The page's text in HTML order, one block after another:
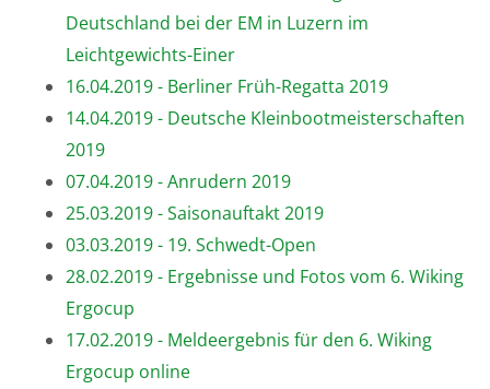
Deutschland bei der EM in Luzern im
Leichtgewichts-Einer
16.04.2019 - Berliner Früh-Regatta 2019
14.04.2019 - Deutsche Kleinbootmeisterschaften
2019
07.04.2019 - Anrudern 2019
25.03.2019 - Saisonauftakt 2019
03.03.2019 - 19. Schwedt-Open
28.02.2019 - Ergebnisse und Fotos vom 6. Wiking
Ergocup
17.02.2019 - Meldeergebnis für den 6. Wiking
Ergocup online